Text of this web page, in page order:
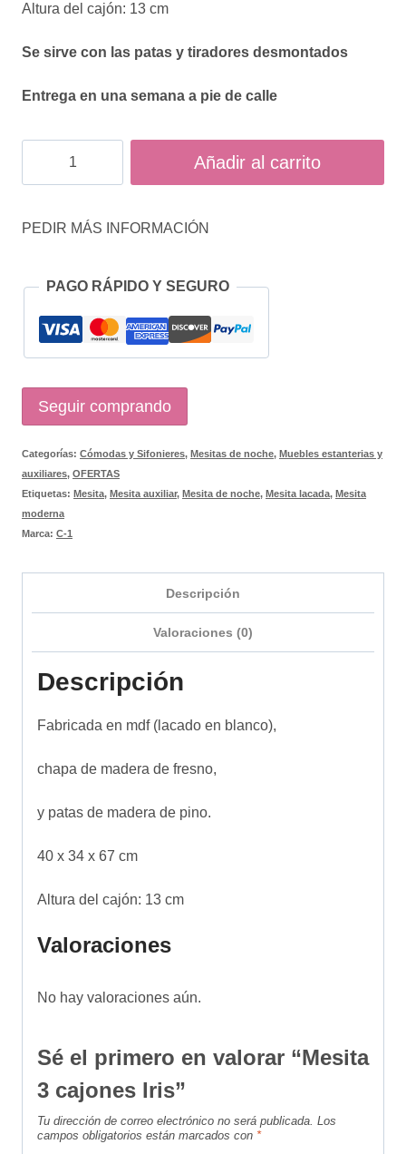
Altura del cajón: 13 cm
Se sirve con las patas y tiradores desmontados
Entrega en una semana a pie de calle
3
Añadir al carrito
PEDIR MÁS INFORMACIÓN
PAGO RÁPIDO Y SEGURO
Seguir comprando
Categorías: Cómodas y Sifonieres, Mesitas de noche, Muebles estanterias y
auxiliares, OFERTAS
Etiquetas: Mesita, Mesita auxiliar, Mesita de noche, Mesita lacada, Mesita
moderna
Marca: C-1
Descripción
Valoraciones (0)
Descripción
Fabricada en mdf (lacado en blanco),
chapa de madera de fresno,
y patas de madera de pino.
40 x 34 x 67 cm
Altura del cajón: 13 cm
Valoraciones
No hay valoraciones aún.
Sé el primero en valorar “Mesita
3 cajones Iris”
Tu dirección de correo electrónico no será publicada. Los
campos obligatorios están marcados con *